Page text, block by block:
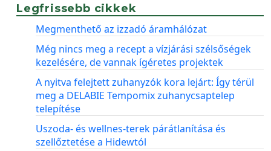
Legfrissebb cikkek
Megmenthető az izzadó áramhálózat
Még nincs meg a recept a vízjárási szélsőségek
kezelésére, de vannak ígéretes projektek
A nyitva felejtett zuhanyzók kora lejárt: Így térül
meg a DELABIE Tempomix zuhanycsaptelep
telepítése
Uszoda- és wellnes-terek párátlanítása és
szellőztetése a Hidewtól